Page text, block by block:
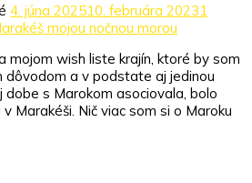
4. júna 202510. februára 20231
mojou nočnou morou
mojom wish liste krajín, ktoré by som
dôvodom a v podstate aj jedinou
dobe s Marokom asociovala, bolo
Marakéši. Nič viac som si o Maroku